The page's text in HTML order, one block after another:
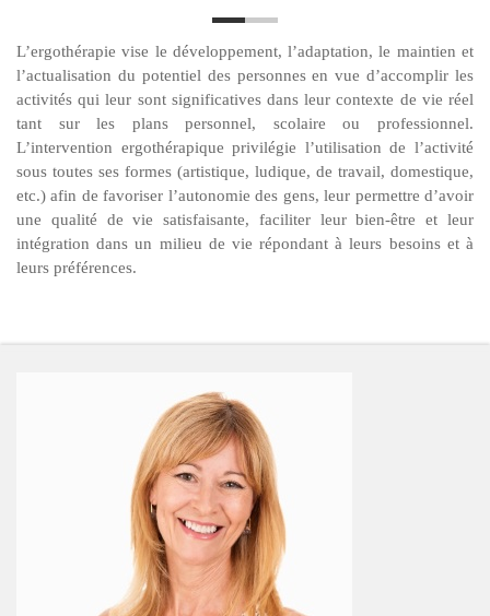
L’ergothérapie vise le développement, l’adaptation, le maintien et
l’actualisation du potentiel des personnes en vue d’accomplir les
activités qui leur sont significatives dans leur contexte de vie réel
tant sur les plans personnel, scolaire ou professionnel.
L’intervention ergothérapique privilégie l’utilisation de l’activité
sous toutes ses formes (artistique, ludique, de travail, domestique,
etc.) afin de favoriser l’autonomie des gens, leur permettre d’avoir
une qualité de vie satisfaisante, faciliter leur bien-être et leur
intégration dans un milieu de vie répondant à leurs besoins et à
leurs préférences.